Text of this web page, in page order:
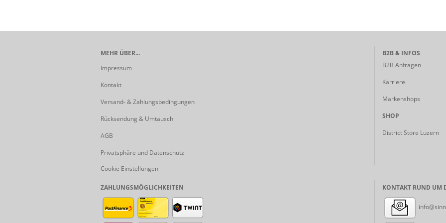
MEHR ÜBER...
Impressum
Kontakt
Versand- & Zahlungsbedingungen
Rücksendung & Umtausch
AGB
Privatsphäre und Datenschutz
Cookie Einstellungen
B2B & INFOS
B2B Anfragen
Karriere
Markenshops
SHOP
District Store Luzern
ZAHLUNGSMÖGLICHKEITEN KONTAKT RUND UM